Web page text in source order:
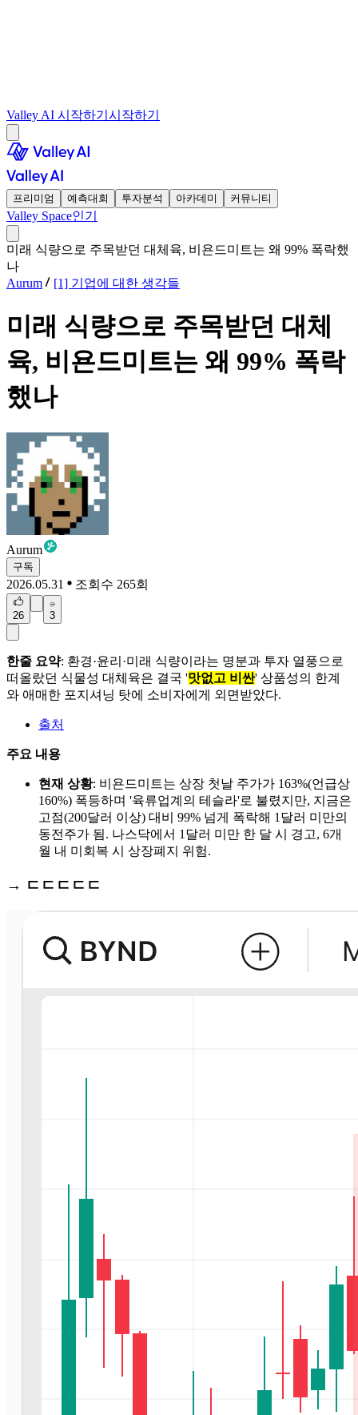
Valley AI 시작하기 시작하기
프리미엄 예측대회 투자분석 아카데미 커뮤니티
Valley Space인기
미래 식량으로 주목받던 대체육, 비욘드미트는 왜 99% 폭락했
나
Aurum
[1] 기업에 대한 생각들
미래 식량으로 주목받던 대체
육, 비욘드미트는 왜 99% 폭락
했나
Aurum
구독
2026.05.31 조회수 265회
26 3
한줄 요약: 환경·윤리·미래 식량이라는 명분과 투자 열풍으로
떠올랐던 식물성 대체육은 결국 '맛없고 비싼' 상품성의 한계
와 애매한 포지셔닝 탓에 소비자에게 외면받았다.
출처
주요 내용
현재 상황: 비욘드미트는 상장 첫날 주가가 163%(언급상
160%) 폭등하며 '육류업계의 테슬라'로 불렸지만, 지금은
고점(200달러 이상) 대비 99% 넘게 폭락해 1달러 미만의
동전주가 됨. 나스닥에서 1달러 미만 한 달 시 경고, 6개
월 내 미회복 시 상장폐지 위험.
→ ㄷㄷㄷㄷㄷ